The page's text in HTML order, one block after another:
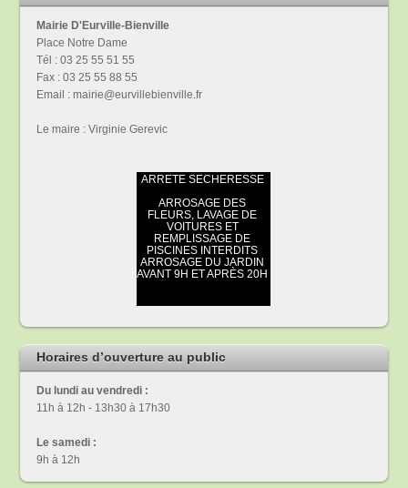
Mairie D'Eurville-Bienville
Place Notre Dame
Tél : 03 25 55 51 55
Fax : 03 25 55 88 55
Email : mairie@eurvillebienville.fr
Le maire : Virginie Gerevic
Horaires d’ouverture au public
Du lundi au vendredi :
11h à 12h - 13h30 à 17h30
Le samedi :
9h à 12h